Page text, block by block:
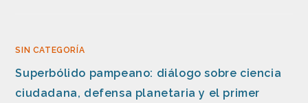
SIN CATEGORÍA
Superbólido pampeano: diálogo sobre ciencia
ciudadana, defensa planetaria y el primer